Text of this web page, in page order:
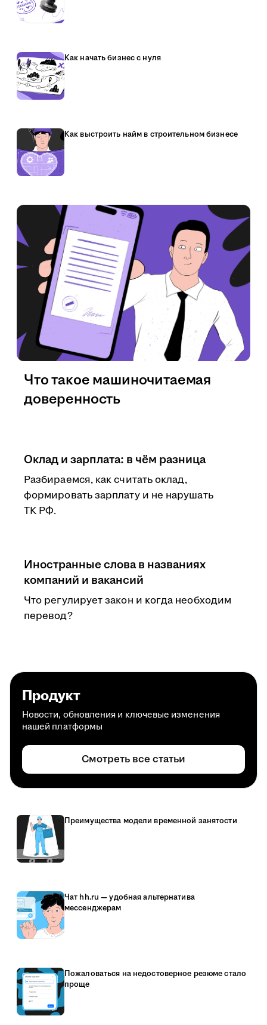
Как начать бизнес с нуля
Как выстроить найм в строительном бизнесе
Оклад и зарплата: в чём разница
Разбираемся, как считать оклад,
формировать зарплату и не нарушать
ТК РФ.
Иностранные слова в названиях
компаний и вакансий
Что регулирует закон и когда необходим
перевод?
Что такое машиночитаемая
доверенность
Продукт
Новости, обновления и ключевые изменения
нашей платформы
Смотреть все статьи
Преимущества модели временной занятости
Чат hh.ru — удобная альтернатива
мессенджерам
Пожаловаться на недостоверное резюме стало
проще